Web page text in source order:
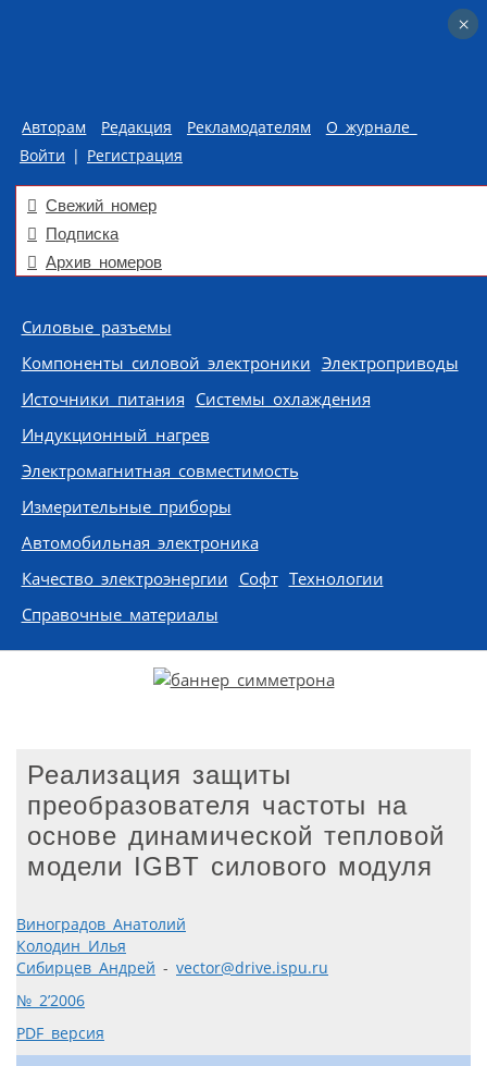
Авторам Редакция Рекламодателям
О журнале
Войти | Регистрация
Свежий номер
Подписка
Архив номеров
Skip to content
Силовые разъемы
Компоненты силовой электроники Электроприводы
Источники питания Системы охлаждения
Индукционный нагрев
Электромагнитная совместимость
Измерительные приборы
Автомобильная электроника
Качество электроэнергии Софт Технологии
Справочные материалы
Реализация защиты
преобразователя частоты на
основе динамической тепловой
модели IGBT силового модуля
Виноградов Анатолий
Колодин Илья
Сибирцев Андрей - vector@drive.ispu.ru
№ 2’2006
PDF версия
×
×